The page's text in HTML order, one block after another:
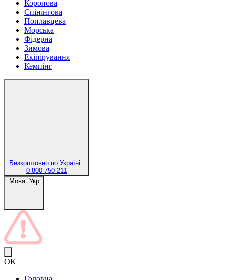
Коропова
Спінінгова
Поплавцева
Морська
Фідерна
Зимова
Екіпірування
Кемпінг
Безкоштовно по Україні:
0 800 750 211
Мова: Укр
OK